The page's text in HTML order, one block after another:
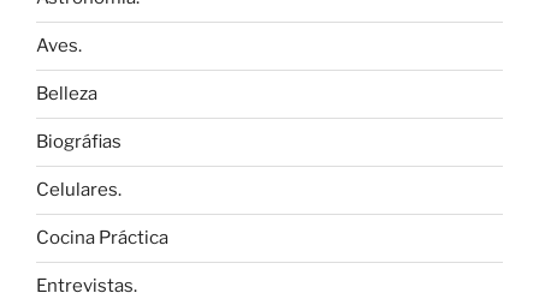
Aves.
Belleza
Biográfias
Celulares.
Cocina Práctica
Entrevistas.